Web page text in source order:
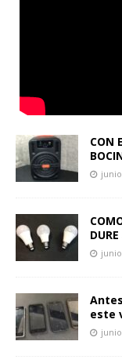
CON
este